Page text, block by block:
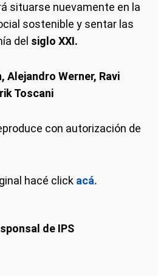
situarse nuevamente en la
sostenible y sentar las
del siglo XXI.
Alejandro Werner, Ravi
Toscani
con autorización de
hacé click acá.
de IPS